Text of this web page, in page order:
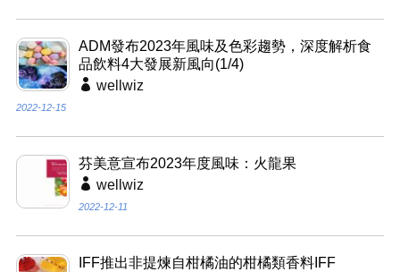
ADM發布2023年風味及色彩趨勢，深度解析食
品飲料4大發展新風向(1/4)
wellwiz
2022-12-15
芬美意宣布2023年度風味：火龍果
wellwiz
2022-12-11
IFF推出非提煉自柑橘油的柑橘類香料IFF